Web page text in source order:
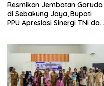
Resmikan Jembatan Garuda
di Sebakung Jaya, Bupati
PPU Apresiasi Sinergi TNI dan